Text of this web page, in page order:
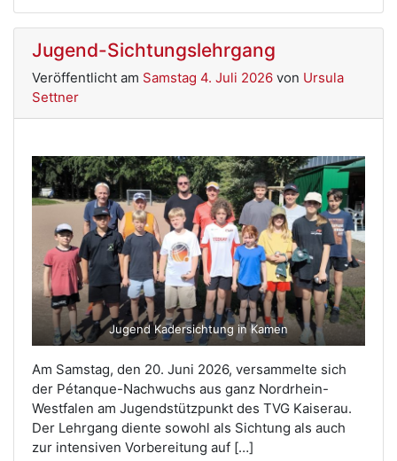
Jugend-Sichtungslehrgang
Veröffentlicht am Samstag 4. Juli 2026 von Ursula
Settner
Jugend Kadersichtung in Kamen
Am Samstag, den 20. Juni 2026, versammelte sich
der Pétanque-Nachwuchs aus ganz Nordrhein-
Westfalen am Jugendstützpunkt des TVG Kaiserau.
Der Lehrgang diente sowohl als Sichtung als auch
zur intensiven Vorbereitung auf […]